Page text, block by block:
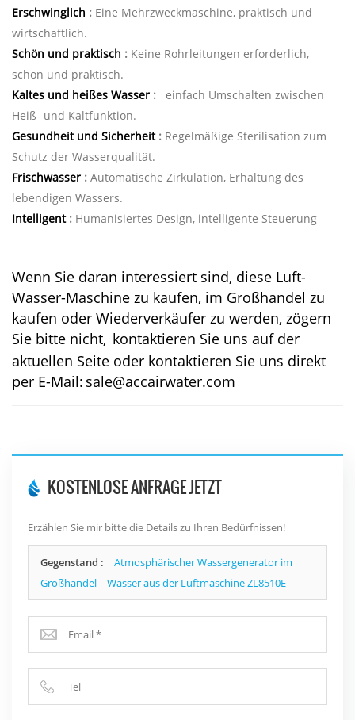
Erschwinglich : Eine Mehrzweckmaschine, praktisch und
wirtschaftlich.
Schön und praktisch : Keine Rohrleitungen erforderlich,
schön und praktisch.
Kaltes und heißes Wasser : einfach Umschalten zwischen
Heiß- und Kaltfunktion.
Gesundheit und Sicherheit: Regelmäßige Sterilisation zum
Schutz der Wasserqualität.
Frischwasser : Automatische Zirkulation, Erhaltung des
lebendigen Wassers.
Intelligent: Humanisiertes Design, intelligente Steuerung
Wenn Sie daran interessiert sind, diese Luft-
Wasser-Maschine zu kaufen, im Großhandel zu
kaufen oder Wiederverkäufer zu werden, zögern
Sie bitte nicht, kontaktieren Sie uns auf der
aktuellen Seite oder kontaktieren Sie uns direkt
per E-Mail: sale@accairwater.com
KOSTENLOSE ANFRAGE JETZT
Erzählen Sie mir bitte die Details zu Ihren Bedürfnissen!
Gegenstand :
Atmosphärischer Wassergenerator im
Großhandel – Wasser aus der Luftmaschine ZL8510E